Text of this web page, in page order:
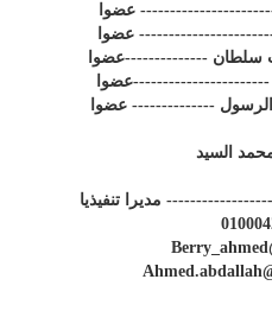
عضوا
عضوا
--------------عضوا
-----------------------عضوا
-------------- عضوا
السيد
مديرا تنفيذيا